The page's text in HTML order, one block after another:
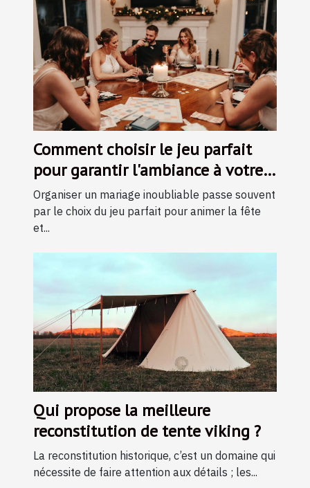
Comment choisir le jeu parfait
pour garantir l'ambiance à votre
mariage ?
Organiser un mariage inoubliable passe souvent
par le choix du jeu parfait pour animer la fête
et...
Qui propose la meilleure
reconstitution de tente viking ?
La reconstitution historique, c’est un domaine qui
nécessite de faire attention aux détails ; les...